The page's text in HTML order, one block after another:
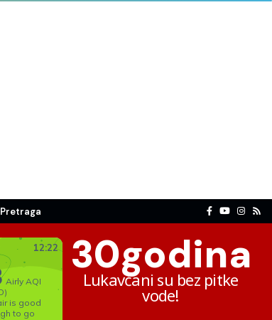
Pretraga
30godina
Lukavčani su bez pitke
vode!